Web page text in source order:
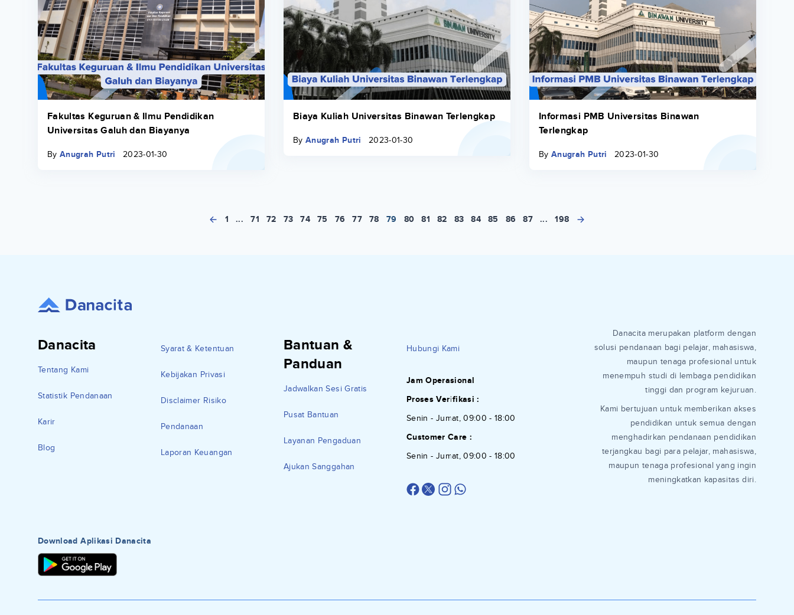
Fakultas Keguruan & Ilmu Pendidikan
Universitas Galuh dan Biayanya
By Anugrah Putri 2023-01-30
Biaya Kuliah Universitas Binawan Terlengkap
By Anugrah Putri 2023-01-30
Informasi PMB Universitas Binawan
Terlengkap
By Anugrah Putri 2023-01-30
1 ... 71 72 73 74 75 76 77 78 79 80 81 82 83 84 85 86 87 ... 198
Danacita
Tentang Kami
Statistik Pendanaan
Karir
Blog
Syarat & Ketentuan
Kebijakan Privasi
Disclaimer Risiko
Pendanaan
Laporan Keuangan
Bantuan &
Panduan
Jadwalkan Sesi Gratis
Pusat Bantuan
Layanan Pengaduan
Ajukan Sanggahan
Hubungi Kami
Jam Operasional
Proses Verifikasi :
Senin - Jumat, 09:00 - 18:00
Customer Care :
Senin - Jumat, 09:00 - 18:00
Danacita merupakan platform dengan
solusi pendanaan bagi pelajar, mahasiswa,
maupun tenaga profesional untuk
menempuh studi di lembaga pendidikan
tinggi dan program kejuruan.
Kami bertujuan untuk memberikan akses
pendidikan untuk semua dengan
menghadirkan pendanaan pendidikan
terjangkau bagi para pelajar, mahasiswa,
maupun tenaga profesional yang ingin
meningkatkan kapasitas diri.
Download Aplikasi Danacita